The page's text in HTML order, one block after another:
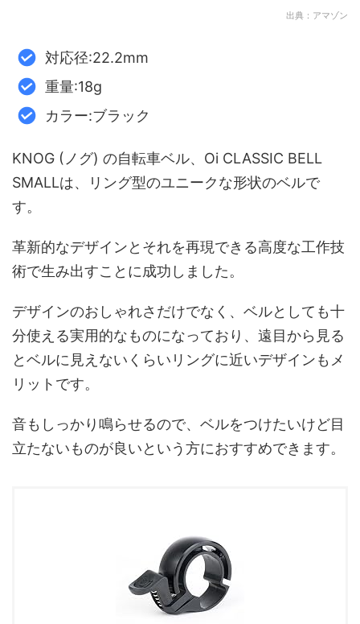
出典：アマゾン
対応径:22.2mm
重量:18g
カラー:ブラック
KNOG (ノグ) の自転車ベル、Oi CLASSIC BELL
SMALLは、リング型のユニークな形状のベルで
す。
革新的なデザインとそれを再現できる高度な工作技
術で生み出すことに成功しました。
デザインのおしゃれさだけでなく、ベルとしても十
分使える実用的なものになっており、遠目から見る
とベルに見えないくらいリングに近いデザインもメ
リットです。
音もしっかり鳴らせるので、ベルをつけたいけど目
立たないものが良いという方におすすめできます。